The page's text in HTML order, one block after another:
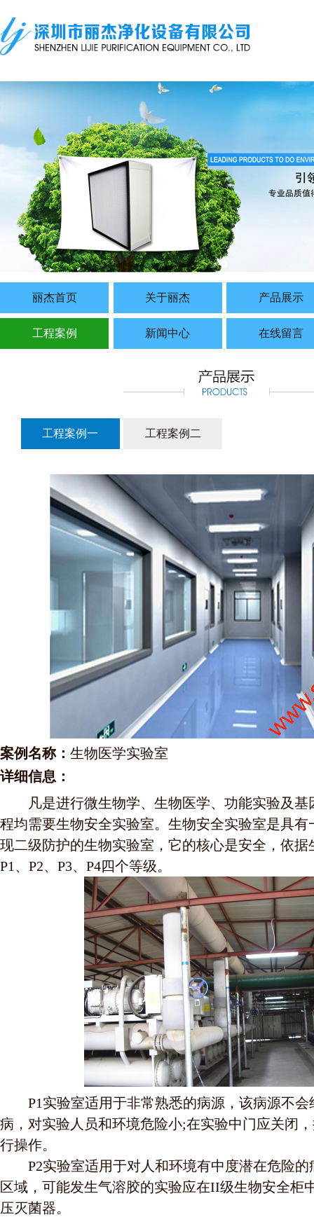
丽杰首页 关于丽杰 产品展示
工程案例 新闻中心 在线留言
工程案例一 工程案例二
案例名称： 生物医学实验室
详细信息：
凡是进行微生物学、生物医学、功能实验及基
程均需要生物安全实验室。生物安全实验室是具
现二级防护的生物实验室，它的核心是安全，依据
P1、P2、P3、P4四个等级。
P1实验室适用于非常熟悉的病源，该病源不会
病，对实验人员和环境危险小;在实验中门应关闭
行操作。
P2实验室适用于对人和环境有中度潜在危险的
区域，可能发生气溶胶的实验应在II级生物安全柜
压灭菌器。